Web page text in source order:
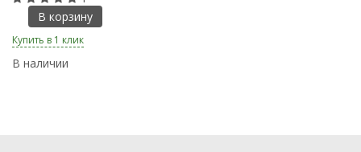
В корзину
Купить в 1 клик
В наличии